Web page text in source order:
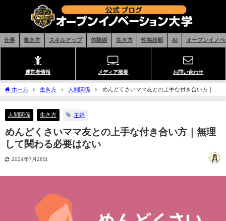
仕事 働き方 スキルアップ 体験談 生き方 性格診断 AI オープンイノ
運営者情報 メディア概要 お問い合わせ
ホーム 生き方 人間関係
めんどくさいママ友との上手な付き合い方｜無
理して関わる必要はない
人間関係 生き方 主婦
めんどくさいママ友との上手な付き合い方｜無理
して関わる必要はない
2024年7月26日